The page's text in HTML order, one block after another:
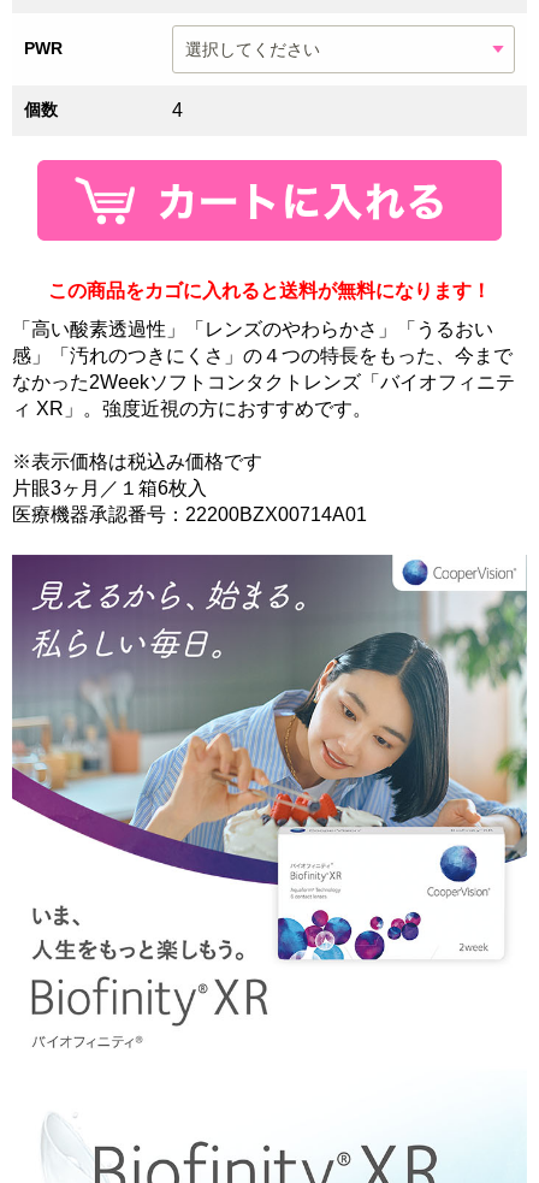
PWR
個数 4
この商品をカゴに入れると送料が無料になります！
「高い酸素透過性」「レンズのやわらかさ」「うるおい
感」「汚れのつきにくさ」の４つの特長をもった、今まで
なかった2Weekソフトコンタクトレンズ「バイオフィニテ
ィ XR」。強度近視の方におすすめです。
※表示価格は税込み価格です
片眼3ヶ月／１箱6枚入
医療機器承認番号：22200BZX00714A01